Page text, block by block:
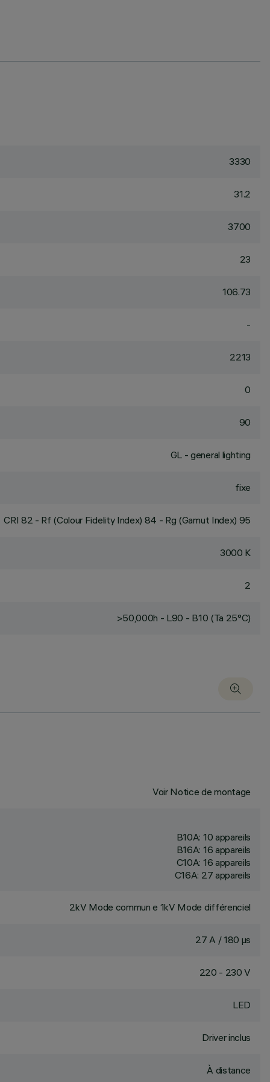
3330
31.2
3700
23
106.73
-
2213
0
90
GL - general lighting
fixe
CRI 82 - Rf (Colour Fidelity Index) 84 - Rg (Gamut Index) 95
3000 K
2
>50,000h - L90 - B10 (Ta 25°C)
Voir Notice de montage
B10A: 10 appareils
B16A: 16 appareils
C10A: 16 appareils
C16A: 27 appareils
2kV Mode commun e 1kV Mode différenciel
27 A / 180 µs
220 - 230 V
LED
Driver inclus
À distance